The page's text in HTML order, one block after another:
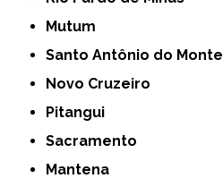
Mutum
Santo Antônio do Monte
Novo Cruzeiro
Pitangui
Sacramento
Mantena